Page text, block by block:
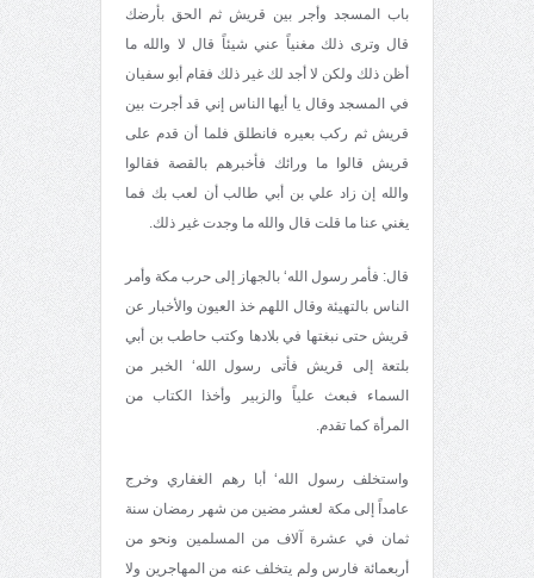
باب المسجد وأجر بين قريش ثم الحق بأرضك
قال وترى ذلك مغنياً عني شيئاً قال لا والله ما
أظن ذلك ولكن لا أجد لك غير ذلك فقام أبو سفيان
في المسجد وقال يا أيها الناس إني قد أجرت بين
قريش ثم ركب بعيره فانطلق فلما أن قدم على
قريش قالوا ما ورائك فأخبرهم بالقصة فقالوا
والله إن زاد علي بن أبي طالب أن لعب بك فما
يغني عنا ما قلت قال والله ما وجدت غير ذلك.
قال: فأمر رسول الله‘ بالجهاز إلى حرب مكة وأمر
الناس بالتهيئة وقال اللهم خذ العيون والأخبار عن
قريش حتى نبغتها في بلادها وكتب حاطب بن أبي
بلتعة إلى قريش فأتى رسول الله‘ الخبر من
السماء فبعث علياً والزبير وأخذا الكتاب من
المرأة كما تقدم.
واستخلف رسول الله‘ أبا رهم الغفاري وخرج
عامداً إلى مكة لعشر مضين من شهر رمضان سنة
ثمان في عشرة آلاف من المسلمين ونحو من
أربعمائة فارس ولم يتخلف عنه من المهاجرين ولا